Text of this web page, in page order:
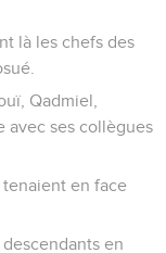
là les chefs des
Qadmiel,
avec ses collègues
tenaient en face
en